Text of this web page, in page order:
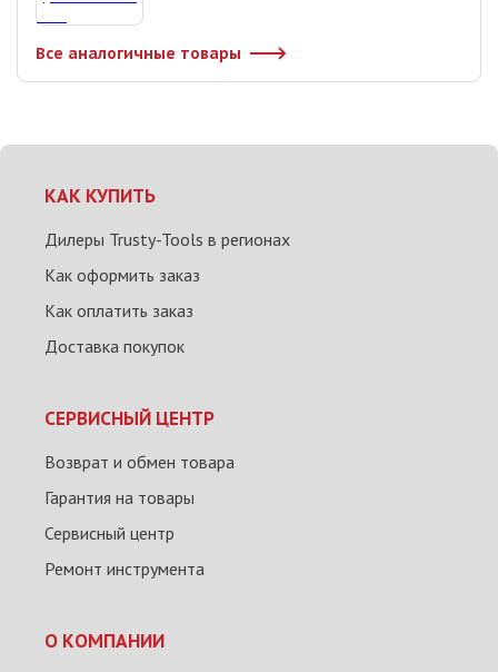
Все аналогичные товары
КАК КУПИТЬ
Дилеры Trusty-Tools в регионах
Как оформить заказ
Как оплатить заказ
Доставка покупок
СЕРВИСНЫЙ ЦЕНТР
Возврат и обмен товара
Гарантия на товары
Сервисный центр
Ремонт инструмента
О КОМПАНИИ